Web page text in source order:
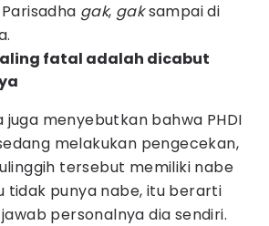
gak, gaksampai di
fatal adalah dicabut
juga menyebutkan bahwa PHDI
melakukan pengecekan,
tersebut memiliki nabe
tidak punya nabe, itu berarti
personalnya dia sendiri.